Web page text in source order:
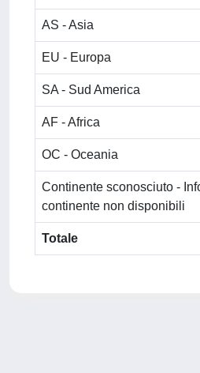
AS - Asia
EU - Europa
SA - Sud America
AF - Africa
OC - Oceania
Continente sconosciuto -
continente non disponibili
Totale